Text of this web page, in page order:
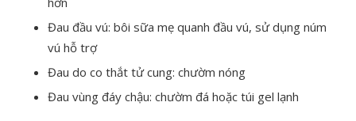
Đau đầu vú: bôi sữa mẹ quanh đầu vú, sử dụng núm
vú hỗ trợ
Đau do co thắt tử cung: chườm nóng
Đau vùng đáy chậu: chườm đá hoặc túi gel lạnh